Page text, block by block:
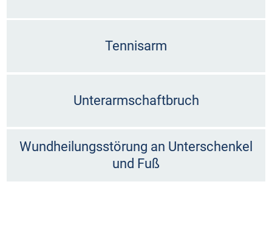
Tennisarm
Unterarmschaftbruch
Wundheilungsstörung an Unterschenkel
und Fuß